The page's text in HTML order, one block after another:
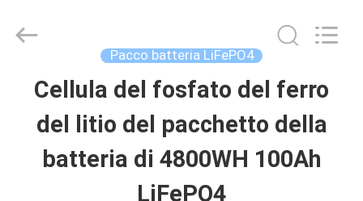
CASA.
PRODOTTI
TECH
Pacco batteria LiFePO4
Cellula del fosfato del ferro
del litio del pacchetto della
batteria di 4800WH 100Ah
LiFePO4